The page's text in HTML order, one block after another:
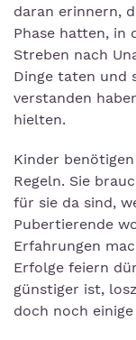
daran erinnern,
Phase hatten, in
Streben nach
Dinge taten und
verstanden
hielten.
Kinder
Regeln. Sie
für sie da sind,
Pubertierende
Erfahrungen
Erfolge feiern
günstiger ist,
doch noch